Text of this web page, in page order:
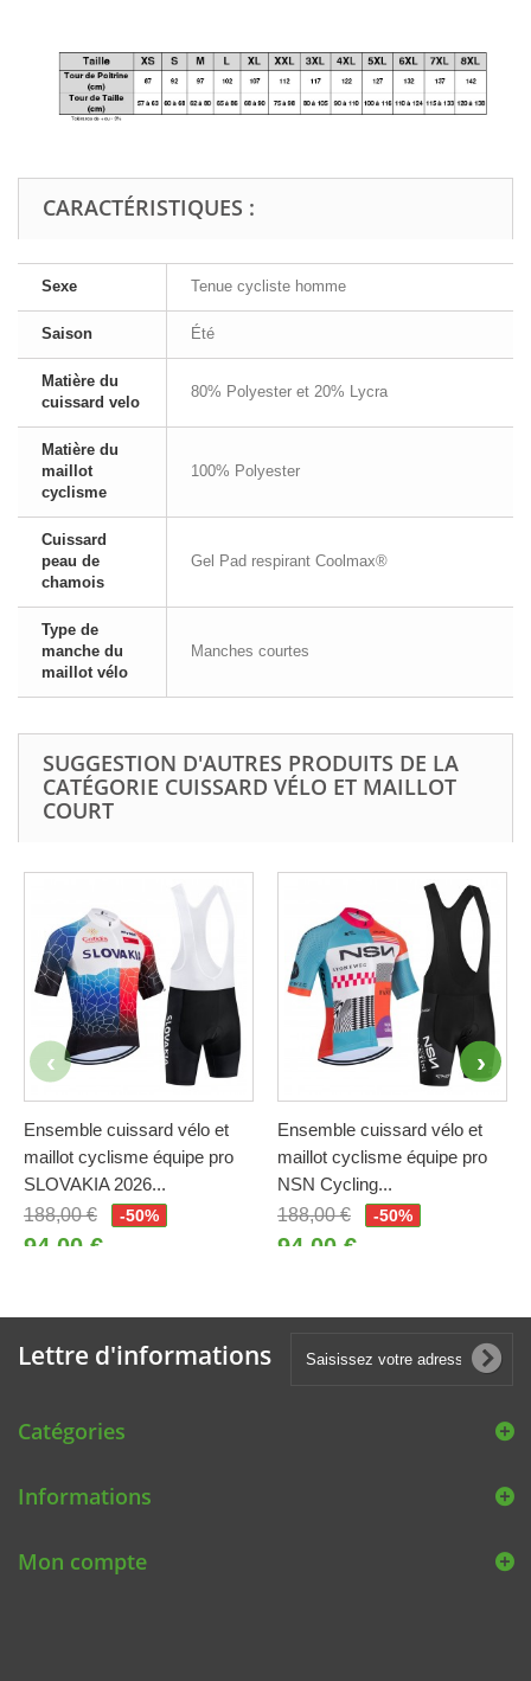
CARACTÉRISTIQUES :
Sexe Tenue cycliste homme
Saison Été
Matière du
cuissard velo
80% Polyester et 20% Lycra
Matière du
maillot
cyclisme
100% Polyester
Cuissard
peau de
chamois
Gel Pad respirant Coolmax®
Type de
manche du
maillot vélo
Manches courtes
SUGGESTION D'AUTRES PRODUITS DE LA
CATÉGORIE CUISSARD VÉLO ET MAILLOT
COURT
Ensemble cuissard vélo et
maillot cyclisme équipe pro
SLOVAKIA 2026...
188,00 €
-50%
94,00 €
Ensemble cuissard vélo et
maillot cyclisme équipe pro
NSN Cycling...
188,00 €
-50%
94,00 €
Lettre d'informations
Catégories
Informations
Mon compte